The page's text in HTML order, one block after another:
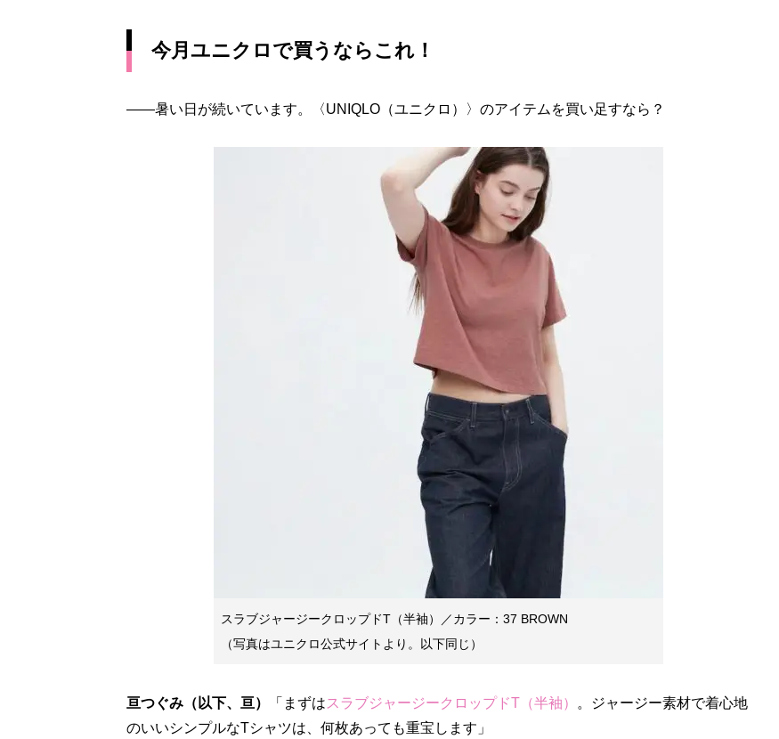
今月ユニクロで買うならこれ！
――暑い日が続いています。〈UNIQLO（ユニクロ）〉のアイテムを買い足すなら？
スラブジャージークロップドT（半袖）／カラー：37 BROWN
（写真はユニクロ公式サイトより。以下同じ）
亘つぐみ（以下、亘） 「まずはスラブジャージークロップドT（半袖）
。ジャージー素材で着心地
のいいシンプルなTシャツは、何枚あっても重宝します」